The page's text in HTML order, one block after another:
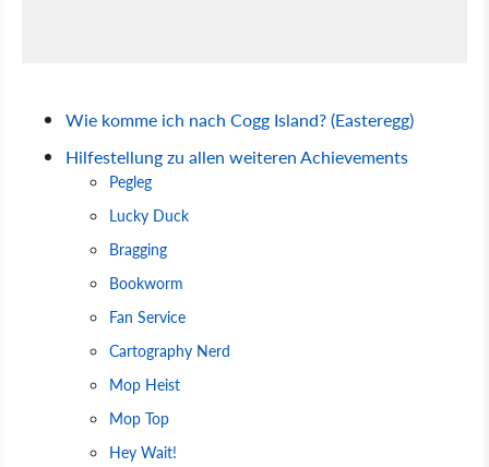
Wie komme ich nach Cogg Island? (Easteregg)
Hilfestellung zu allen weiteren Achievements
Pegleg
Lucky Duck
Bragging
Bookworm
Fan Service
Cartography Nerd
Mop Heist
Mop Top
Hey Wait!